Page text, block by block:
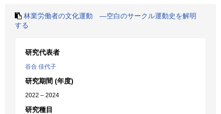
林業労働者の文化運動 ―空白のサークル運動史を解明
する
研究代表者
谷合 佳代子
研究期間 (年度)
2022 – 2024
研究種目